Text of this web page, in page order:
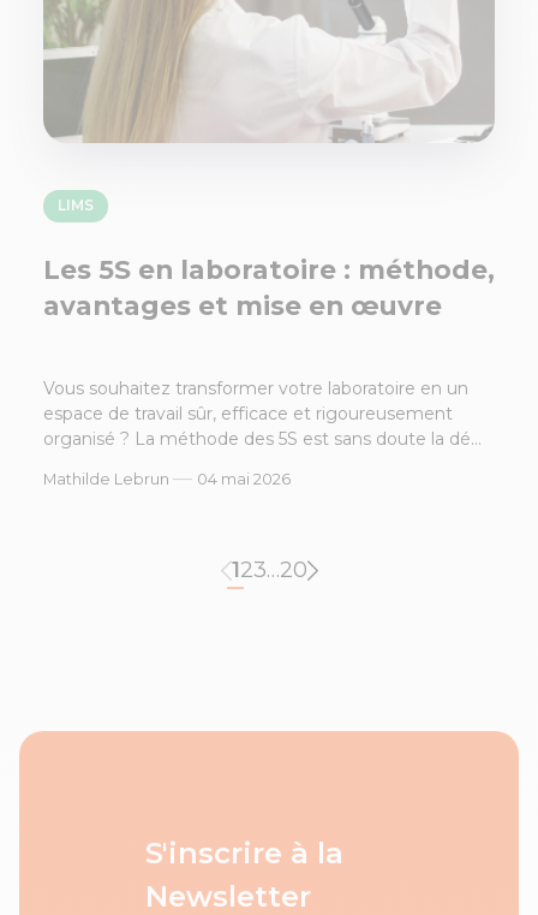
LIMS
Les 5S en laboratoire : méthode,
avantages et mise en œuvre
Vous souhaitez transformer votre laboratoire en un
espace de travail sûr, efficace et rigoureusement
organisé ? La méthode des 5S est sans doute la dé...
Mathilde Lebrun — 04 mai 2026
123…20
S'inscrire à la
Newsletter